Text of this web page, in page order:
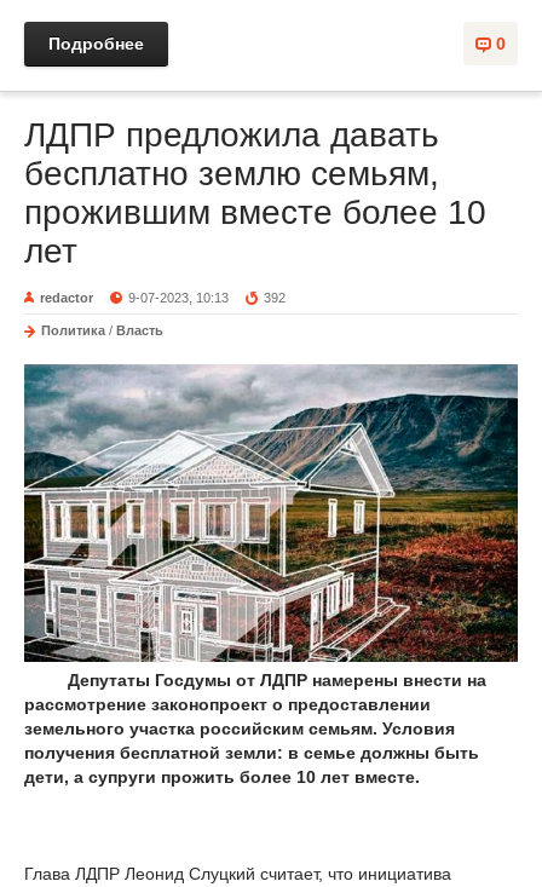
0
Подробнее
ЛДПР предложила давать
бесплатно землю семьям,
прожившим вместе более 10
лет
redactor 9-07-2023, 10:13 392
Политика / Власть
Депутаты Госдумы от ЛДПР намерены внести на
рассмотрение законопроект о предоставлении
земельного участка российским семьям. Условия
получения бесплатной земли: в семье должны быть
дети, а супруги прожить более 10 лет вместе.
Глава ЛДПР Леонид Слуцкий считает, что инициатива